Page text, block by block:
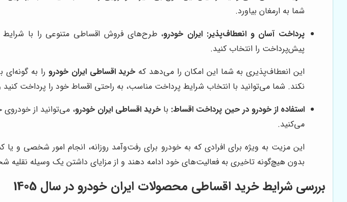
شما به ارمغان بیاورد.
پرداخت آسان و انعطاف‌پذیر: ایران خودرو، طرح‌های فروش اقساطی متنوعی را با شرایط
پیش‌پرداخت را انتخاب کنید.
این انعطاف‌پذیری به شما این امکان را می‌دهد که خرید اقساطی ایران خودرو را به
نکند. شما می‌توانید با انتخاب شرایط پرداخت مناسب، به راحتی اقساط خود را پرداخت
استفاده از خودرو در حین پرداخت اقساط: باخرید اقساطی ایران خودرو، می‌توانید از
می‌کنید.
این مزیت به ویژه برای افرادی که به خودرو برای رفت‌وآمد روزانه، انجام امور شخصی و
بدون هیچ‌گونه تاخیری به فعالیت‌های خود ادامه دهند و از مزایای داشتن یک وسیله نقلیه
بررسی شرایط خرید اقساطی محصولات ایران خودرو در سال 1405